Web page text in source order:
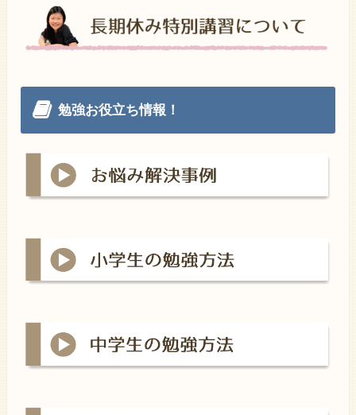
勉強お役立ち情報！